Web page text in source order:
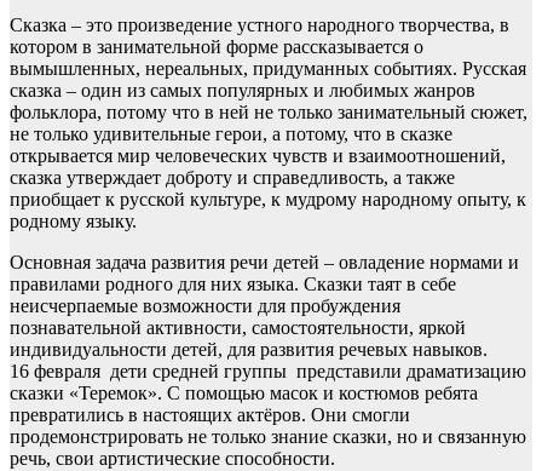
Сказка – это произведение устного народного творчества, в
котором в занимательной форме рассказывается о
вымышленных, нереальных, придуманных событиях. Русская
сказка – один из самых популярных и любимых жанров
фольклора, потому что в ней не только занимательный сюжет,
не только удивительные герои, а потому, что в сказке
открывается мир человеческих чувств и взаимоотношений,
сказка утверждает доброту и справедливость, а также
приобщает к русской культуре, к мудрому народному опыту, к
родному языку.
Основная задача развития речи детей – овладение нормами и
правилами родного для них языка. Сказки таят в себе
неисчерпаемые возможности для пробуждения
познавательной активности, самостоятельности, яркой
индивидуальности детей, для развития речевых навыков.
16 февраля дети средней группы представили драматизацию
сказки «Теремок». С помощью масок и костюмов ребята
превратились в настоящих актёров. Они смогли
продемонстрировать не только знание сказки, но и связанную
речь, свои артистические способности.